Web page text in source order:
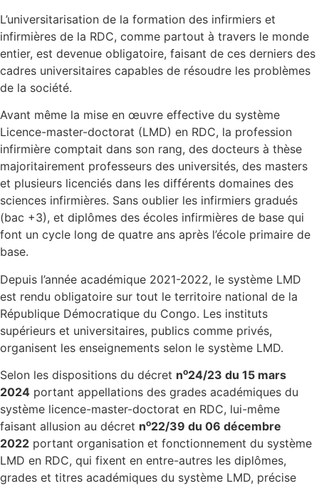
L’universitarisation de la formation des infirmiers et
infirmières de la RDC, comme partout à travers le monde
entier, est devenue obligatoire, faisant de ces derniers des
cadres universitaires capables de résoudre les problèmes
de la société.
Avant même la mise en œuvre effective du système
Licence-master-doctorat (LMD) en RDC, la profession
infirmière comptait dans son rang, des docteurs à thèse
majoritairement professeurs des universités, des masters
et plusieurs licenciés dans les différents domaines des
sciences infirmières. Sans oublier les infirmiers gradués
(bac +3), et diplômes des écoles infirmières de base qui
font un cycle long de quatre ans après l’école primaire de
base.
Depuis l’année académique 2021-2022, le système LMD
est rendu obligatoire sur tout le territoire national de la
République Démocratique du Congo. Les instituts
supérieurs et universitaires, publics comme privés,
organisent les enseignements selon le système LMD.
Selon les dispositions du décret no24/23 du 15 mars
2024 portant appellations des grades académiques du
système licence-master-doctorat en RDC, lui-même
faisant allusion au décret no22/39 du 06 décembre
2022 portant organisation et fonctionnement du système
LMD en RDC, qui fixent en entre-autres les diplômes,
grades et titres académiques du système LMD, précise